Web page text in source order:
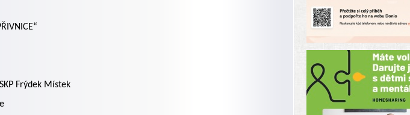
Frýdek Místek